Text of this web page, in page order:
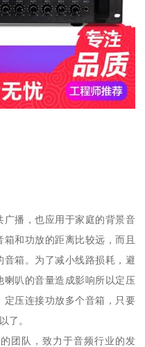
广播，也应用于家庭的背景音
和功放的距离比较远，而且
箱。为了减小线路损耗，避
叭的音量造成影响所以定压
压连接功放多个音箱，只要
了。
团队，致力于音频行业的发